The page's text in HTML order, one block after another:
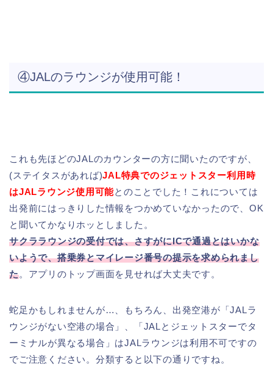
④JALのラウンジが使用可能！
これも先ほどのJALのカウンターの方に聞いたのですが、
(ステイタスがあれば)JAL特典でのジェットスター利用時
はJALラウンジ使用可能とのことでした！これについては
出発前にはっきりした情報をつかめていなかったので、OK
と聞いてかなりホッとしました。
サクララウンジの受付では、さすがにICで通過とはいかな
いようで、搭乗券とマイレージ番号の提示を求められまし
た。アプリのトップ画面を見せれば大丈夫です。
蛇足かもしれませんが…、もちろん、出発空港が「JALラ
ウンジがない空港の場合」、「JALとジェットスターでタ
ーミナルが異なる場合」はJALラウンジは利用不可ですの
でご注意ください。分類すると以下の通りですね。